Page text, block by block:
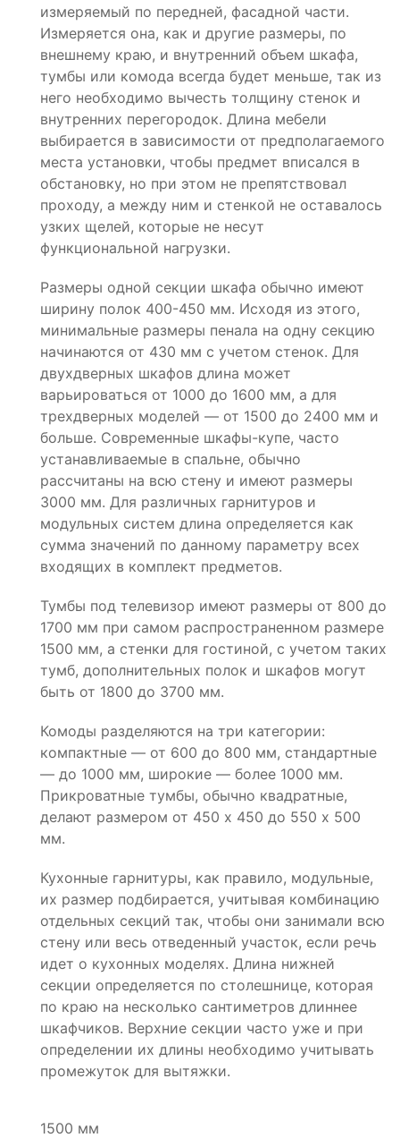
измеряемый по передней, фасадной части.
Измеряется она, как и другие размеры, по
внешнему краю, и внутренний объем шкафа,
тумбы или комода всегда будет меньше, так из
него необходимо вычесть толщину стенок и
внутренних перегородок. Длина мебели
выбирается в зависимости от предполагаемого
места установки, чтобы предмет вписался в
обстановку, но при этом не препятствовал
проходу, а между ним и стенкой не оставалось
узких щелей, которые не несут
функциональной нагрузки.
Размеры одной секции шкафа обычно имеют
ширину полок 400-450 мм. Исходя из этого,
минимальные размеры пенала на одну секцию
начинаются от 430 мм с учетом стенок. Для
двухдверных шкафов длина может
варьироваться от 1000 до 1600 мм, а для
трехдверных моделей — от 1500 до 2400 мм и
больше. Современные шкафы-купе, часто
устанавливаемые в спальне, обычно
рассчитаны на всю стену и имеют размеры
3000 мм. Для различных гарнитуров и
модульных систем длина определяется как
сумма значений по данному параметру всех
входящих в комплект предметов.
Тумбы под телевизор имеют размеры от 800 до
1700 мм при самом распространенном размере
1500 мм, а стенки для гостиной, с учетом таких
тумб, дополнительных полок и шкафов могут
быть от 1800 до 3700 мм.
Комоды разделяются на три категории:
компактные — от 600 до 800 мм, стандартные
— до 1000 мм, широкие — более 1000 мм.
Прикроватные тумбы, обычно квадратные,
делают размером от 450 х 450 до 550 х 500
мм.
Кухонные гарнитуры, как правило, модульные,
их размер подбирается, учитывая комбинацию
отдельных секций так, чтобы они занимали всю
стену или весь отведенный участок, если речь
идет о кухонных моделях. Длина нижней
секции определяется по столешнице, которая
по краю на несколько сантиметров длиннее
шкафчиков. Верхние секции часто уже и при
определении их длины необходимо учитывать
промежуток для вытяжки.
1500 мм